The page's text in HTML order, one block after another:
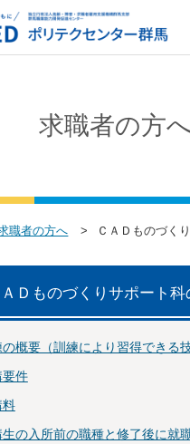
求職者の方
職者の方へ
ＣＡＤものづく
ＡＤものづくりサポート科
概要（訓練により習得できる技
要件
料
の入所前の職種と修了後に就